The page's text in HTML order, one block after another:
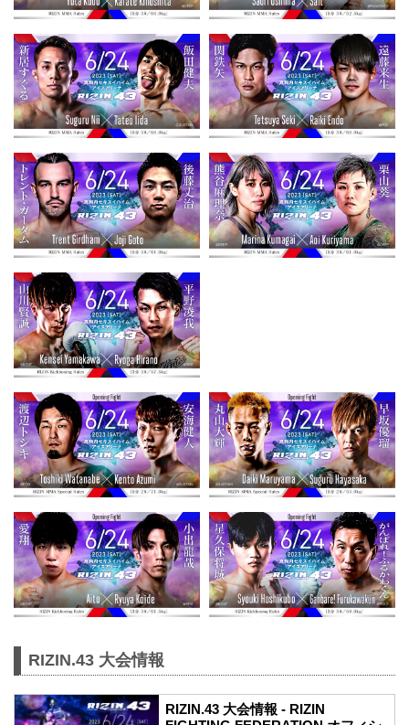
RIZIN.43 大会情報
RIZIN.43 大会情報 - RIZIN